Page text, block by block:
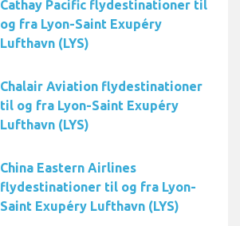
Cathay Pacific flydestinationer til
og fra Lyon-Saint Exupéry
Lufthavn (LYS)
Chalair Aviation flydestinationer
til og fra Lyon-Saint Exupéry
Lufthavn (LYS)
China Eastern Airlines
flydestinationer til og fra Lyon-
Saint Exupéry Lufthavn (LYS)